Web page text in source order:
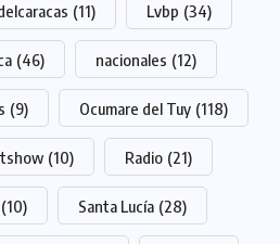
(11) Lvbp (34)
(46) nacionales (12)
(9) Ocumare del Tuy (118)
(10) Radio (21)
(10) Santa Lucía (28)